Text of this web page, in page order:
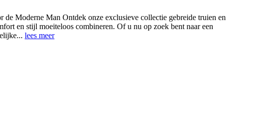
Moderne Man Ontdek onze exclusieve collectie gebreide truien en
en stijl moeiteloos combineren. Of u nu op zoek bent naar een
lees meer